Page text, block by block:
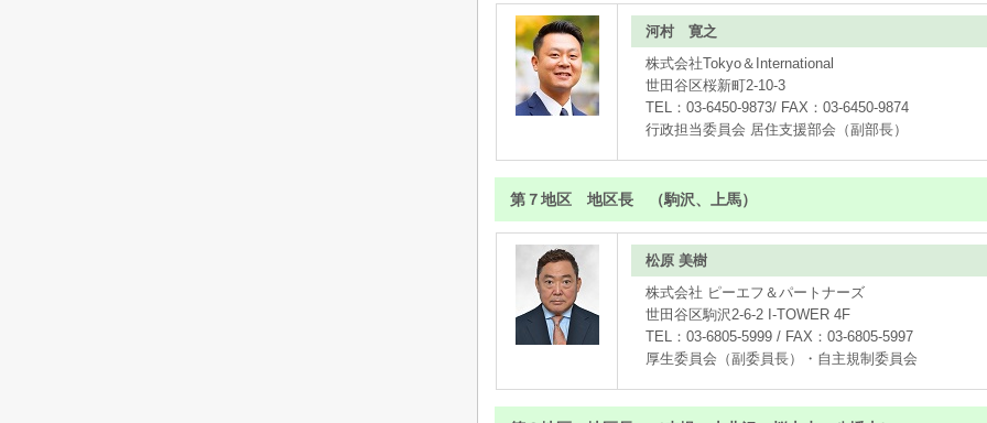
河村 寛之
株式会社Tokyo＆International
世田谷区桜新町2-10-3
TEL：03-6450-9873/ FAX：03-6450-9874
行政担当委員会 居住支援部会（副部長）
第７地区 地区長 （駒沢、上馬）
松原 美樹
株式会社 ピーエフ＆パートナーズ
世田谷区駒沢2-6-2 I-TOWER 4F
TEL：03-6805-5999 / FAX：03-6805-5997
厚生委員会（副委員長）・自主規制委員会